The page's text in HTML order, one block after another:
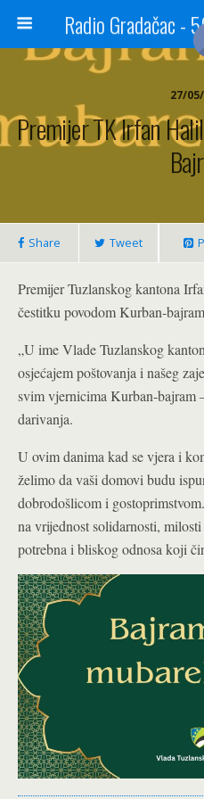
27/
Premijer TK Irfan
Share Tweet
Premijer Tuzlanskog kantona
čestitku povodom Kurban-
„U ime Vlade Tuzlanskog
osjećajem poštovanja i našeg
svim vjernicima Kurban‑bajram
darivanja.
U ovim danima kad se vjera i
želimo da vaši domovi budu
dobrodošlicom i
na vrijednost solidarnosti,
potrebna i bliskog odnosa koji